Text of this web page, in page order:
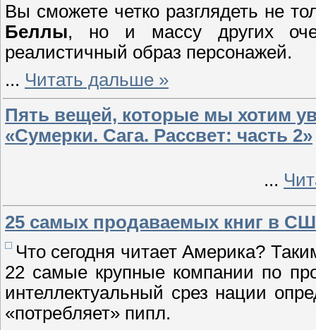
Вы сможете четко разглядеть не
Беллы, но и массу других
реалистичный образ персонажей.
... Читать дальше »
Пять вещей, которые мы хотим
«Сумерки. Сага. Рассвет: часть 2»
...
25 самых продаваемых книг в
Что сегодня читает Америка?
22 самые крупные компании по
интеллектуальный срез нации
«потребляет» пипл.